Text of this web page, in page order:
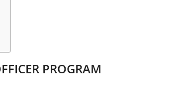
PROGRAM